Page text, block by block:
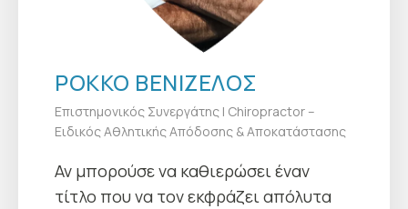
ΡΌΚΚΟ ΒΕΝΙΖΈΛΟΣ
Επιστημονικός Συνεργάτης | Chiropractor –
Ειδικός Αθλητικής Απόδοσης & Αποκατάστασης
Αν μπορούσε να καθιερώσει έναν
τίτλο που να τον εκφράζει απόλυτα